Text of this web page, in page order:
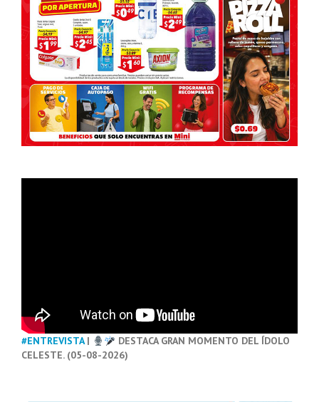
#ENTREVISTA|
DESTACA GRAN MOMENTO DEL ÍDOLO
CELESTE. (05-08-2026)